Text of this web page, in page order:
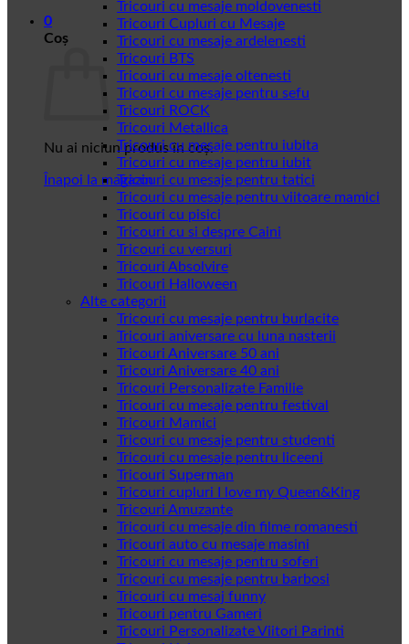
0
Coș
Nu ai niciun produs în coș.
Înapoi la magazin
Tricouri cu mesaje moldovenesti
Tricouri Cupluri cu Mesaje
Tricouri cu mesaje ardelenesti
Tricouri BTS
Tricouri cu mesaje oltenesti
Tricouri cu mesaje pentru sefu
Tricouri ROCK
Tricouri Metallica
Tricouri cu mesaje pentru iubita
Tricouri cu mesaje pentru iubit
Tricouri cu mesaje pentru tatici
Tricouri cu mesaje pentru viitoare mamici
Tricouri cu pisici
Tricouri cu si despre Caini
Tricouri cu versuri
Tricouri Absolvire
Tricouri Halloween
Alte categorii
Tricouri cu mesaje pentru burlacite
Tricouri aniversare cu luna nasterii
Tricouri Aniversare 50 ani
Tricouri Aniversare 40 ani
Tricouri Personalizate Familie
Tricouri cu mesaje pentru festival
Tricouri Mamici
Tricouri cu mesaje pentru studenti
Tricouri cu mesaje pentru liceeni
Tricouri Superman
Tricouri cupluri I love my Queen&King
Tricouri Amuzante
Tricouri cu mesaje din filme romanesti
Tricouri auto cu mesaje masini
Tricouri cu mesaje pentru soferi
Tricouri cu mesaje pentru barbosi
Tricouri cu mesaj funny
Tricouri pentru Gameri
Tricouri Personalizate Viitori Parinti